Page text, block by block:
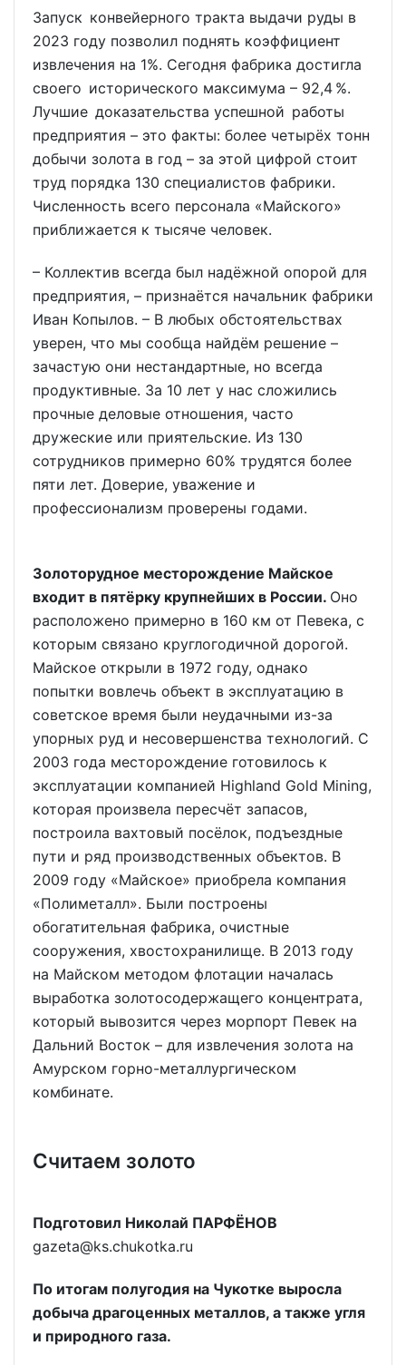
Запуск конвейерного тракта выдачи руды в
2023 году позволил поднять коэффициент
извлечения на 1%. Сегодня фабрика достигла
своего исторического максимума – 92,4 %.
Лучшие доказательства успешной работы
предприятия – это факты: более четырёх тонн
добычи золота в год – за этой цифрой стоит
труд порядка 130 специалистов фабрики.
Численность всего персонала «Майского»
приближается к тысяче человек.
– Коллектив всегда был надёжной опорой для
предприятия, – признаётся начальник фабрики
Иван Копылов. – В любых обстоятельствах
уверен, что мы сообща найдём решение –
зачастую они нестандартные, но всегда
продуктивные. За 10 лет у нас сложились
прочные деловые отношения, часто
дружеские или приятельские. Из 130
сотрудников примерно 60% трудятся более
пяти лет. Доверие, уважение и
профессионализм проверены годами.
Золоторудное месторождение Майское
входит в пятёрку крупнейших в России. Оно
расположено примерно в 160 км от Певека, с
которым связано круглогодичной дорогой.
Майское открыли в 1972 году, однако
попытки вовлечь объект в эксплуатацию в
советское время были неудачными из-за
упорных руд и несовершенства технологий. С
2003 года месторождение готовилось к
эксплуатации компанией Highland Gold Mining,
которая произвела пересчёт запасов,
построила вахтовый посёлок, подъездные
пути и ряд производственных объектов. В
2009 году «Майское» приобрела компания
«Полиметалл». Были построены
обогатительная фабрика, очистные
сооружения, хвостохранилище. В 2013 году
на Майском методом флотации началась
выработка золотосодержащего концентрата,
который вывозится через морпорт Певек на
Дальний Восток – для извлечения золота на
Амурском горно-металлургическом
комбинате.
Считаем золото
Подготовил Николай ПАРФЁНОВ
gazeta@ks.chukotka.ru
По итогам полугодия на Чукотке выросла
добыча драгоценных металлов, а также угля
и природного газа.